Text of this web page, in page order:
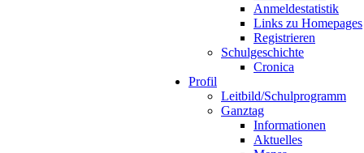
Anmeldestatistik
Links zu Homepages
Registrieren
Schulgeschichte
Cronica
Profil
Leitbild/Schulprogramm
Ganztag
Informationen
Aktuelles